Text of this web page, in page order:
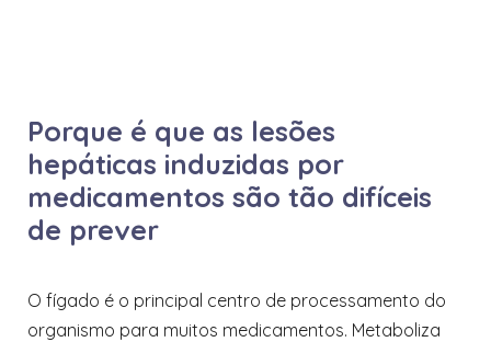
Porque é que as lesões
hepáticas induzidas por
medicamentos são tão difíceis
de prever
O fígado é o principal centro de processamento do
organismo para muitos medicamentos. Metaboliza